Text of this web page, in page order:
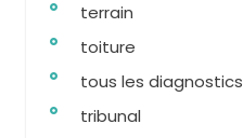
terrain
toiture
tous les diagnostics
tribunal